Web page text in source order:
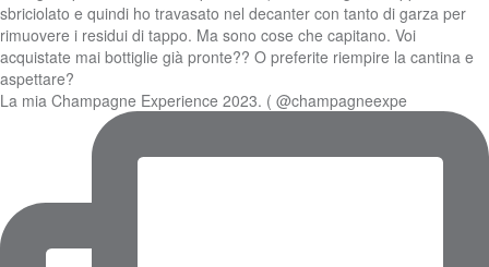
La mia Champagne Experience 2023. ( @champagneexpe